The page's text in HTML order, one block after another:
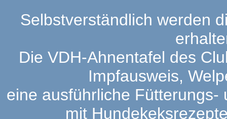
Selbstverständlich werden
Die VDH-Ahnentafel des
Impfausweis,
eine ausführliche
mit